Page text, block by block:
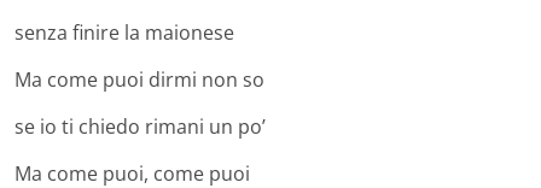
senza finire la maionese
Ma come puoi dirmi non so
se io ti chiedo rimani un po’
Ma come puoi, come puoi